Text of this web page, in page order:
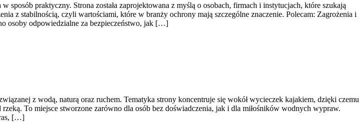
sposób praktyczny. Strona została zaprojektowana z myślą o osobach, firmach i instytucjach, które szukają
z stabilnością, czyli wartościami, które w branży ochrony mają szczególne znaczenie. Polecam: Zagrożenia i
osoby odpowiedzialne za bezpieczeństwo, jak […]
z wodą, naturą oraz ruchem. Tematyka strony koncentruje się wokół wycieczek kajakiem, dzięki czemu
To miejsce stworzone zarówno dla osób bez doświadczenia, jak i dla miłośników wodnych wypraw.
[…]